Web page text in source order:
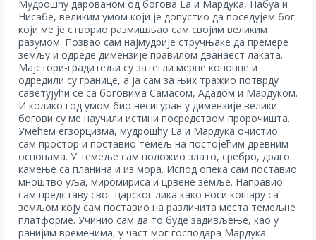
Мудрошћу дарованом од богова Еа и Мардука, Набуа и
Нисабе, великим умом који је допустио да поседујем бог
који ме је створио размишљао сам својим великим
разумом. Позвао сам најмудрије стручњаке да премере
земљу и одреде димензије правилом дванаест лаката.
Мајстори-градитељи су затегли мерне конопце и
одредили су границе, а ја сам за њих тражио потврду
саветујући се са боговима Самасом, Ададом и Мардуком.
И колико год умом био несигуран у димензије велики
богови су ме научили истини пoсредством пророчишта.
Умећем егзорцизма, мудрошћу Еа и Мардука очистио
сам простор и поставио темељ на постојећим древним
основама. У темеље сам положио злато, сребро, драго
камење са планина и из мора. Испод опека сам поставио
мноштво уља, миромириса и црвене земље. Направио
сам представу свог царског лика како носи кошару са
земљом коју сам поставио на различита места темељне
платформе. Учинио сам да то буде задивљење, као у
ранијим временима, у част мог господара Мардука.